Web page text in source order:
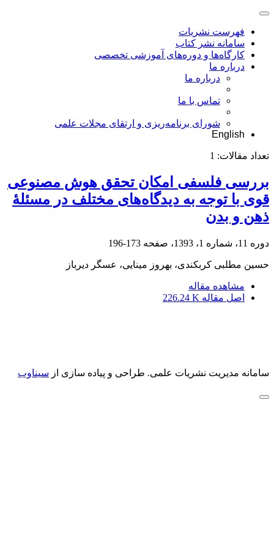
فهرست نشریات
سامانه نشر کتاب
کارگاه‌ها و دوره‌های آموزشی تخصصی
درباره ما
درباره ما
تماس با ما
شورای برنامه‌ریزی و ارتقای مجلات علمی
English
تعداد مقالات: 1
بررسی فلسفی امکان تحقق هوش ‌مصنوعی
قوی با توجه به دیدگاه‌های مختلف در مسئلۀ
ذهن و بدن
دوره 11، شماره 1، 1393، صفحه 173-196
حسین مطلبی کربکندی، بهروز مینایی، عسگر دیرباز
مشاهده مقاله
اصل مقاله 226.24 K
سامانه مدیریت نشریات علمی. طراحی و پیاده سازی از سیناوب